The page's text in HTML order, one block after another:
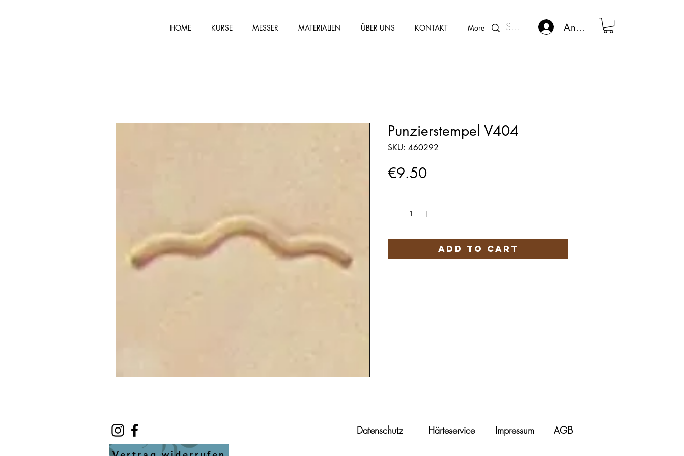
HOME KURSE MESSER MATERIALIEN ÜBER UNS KONTAKT More Kunden - Login
Anmelden
Punzierstempel V404
SKU: 460292
€9.50Price
Add to Cart
Datenschutz Härteservice Impressum AGB